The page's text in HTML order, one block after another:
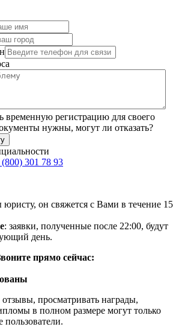
временную регистрацию для своего
нужны, могут ли отказать?
(800) 301 78 93
он свяжется с Вами в течение 15
: заявки, полученные после 22:00, будут
день.
прямо сейчас:
просматривать награды,
в полном размере могут только
пользователи.